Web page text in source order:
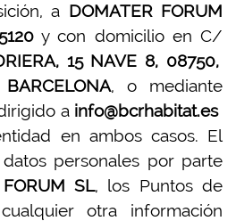
a DOMATER FORUM
y con domicilio en C/
15 NAVE 8, 08750,
, o mediante
a info@bcrhabitat.es
en ambos casos. El
personales por parte
SL, los Puntos de
otra información